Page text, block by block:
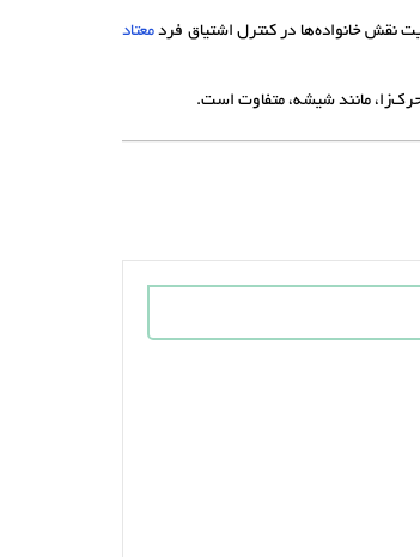
نقش خانواده‌ها در کنترل اشتیاق فرد معتاد
مانند شیشه، متفاوت است.